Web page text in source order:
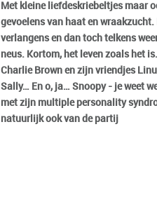
Met kleine liefdeskriebeltjes maar
gevoelens van haat en
verlangens en dan toch telkens
neus. Kortom, het leven zoals het
Charlie Brown en zijn vriendjes
Sally… En o, ja… Snoopy - je weet
met zijn multiple personality
natuurlijk ook van de partij